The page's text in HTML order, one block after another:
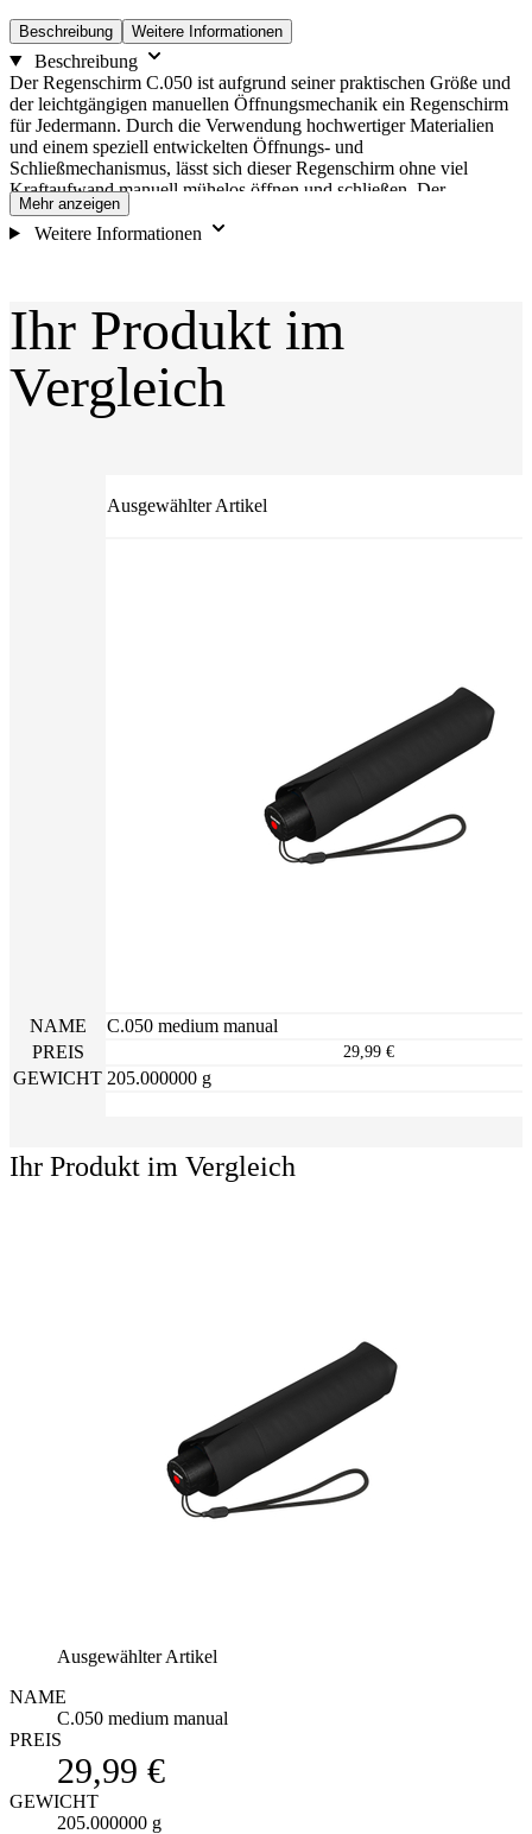
Beschreibung Weitere Informationen
Beschreibung
Der Regenschirm C.050 ist aufgrund seiner praktischen Größe und
der leichtgängigen manuellen Öffnungsmechanik ein Regenschirm
für Jedermann. Durch die Verwendung hochwertiger Materialien
und einem speziell entwickelten Öffnungs- und
Schließmechanismus, lässt sich dieser Regenschirm ohne viel
Kraftaufwand manuell mühelos öffnen und schließen. Der
Regenschirm ist mit einem 3-teiligen schwarzen Stahlstock
ausgestattet und hat somit im geschlossenen Zustand lediglich eine
Schirmdachdurchmesser von 90 cm ist er ideal für eine Person
geeignet und erreicht durch die Verwendung sehr leichter
205 g, wodurch er federleicht in der Tasche liegt. Merkmale
Kompakte Größe, manuelle Bedienung Sportliches Gestell in
Schwarz, 6 Schienen Lieferung enthält eine farblich passende
Mehr anzeigen
Weitere Informationen
Ihr Produkt im
Vergleich
Ausgewählter Artikel
NAME
C.050 medium manual
PREIS
29,99 €
GEWICHT 205.000000 g
Ihr Produkt im Vergleich
Ausgewählter Artikel
NAME
C.050 medium manual
PREIS
29,99 €
GEWICHT
205.000000 g